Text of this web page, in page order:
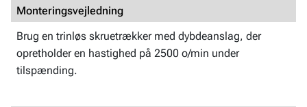
Monteringsvejledning
Brug en trinløs skruetrækker med dybdeanslag, der
opretholder en hastighed på 2500 o/min under
tilspænding.